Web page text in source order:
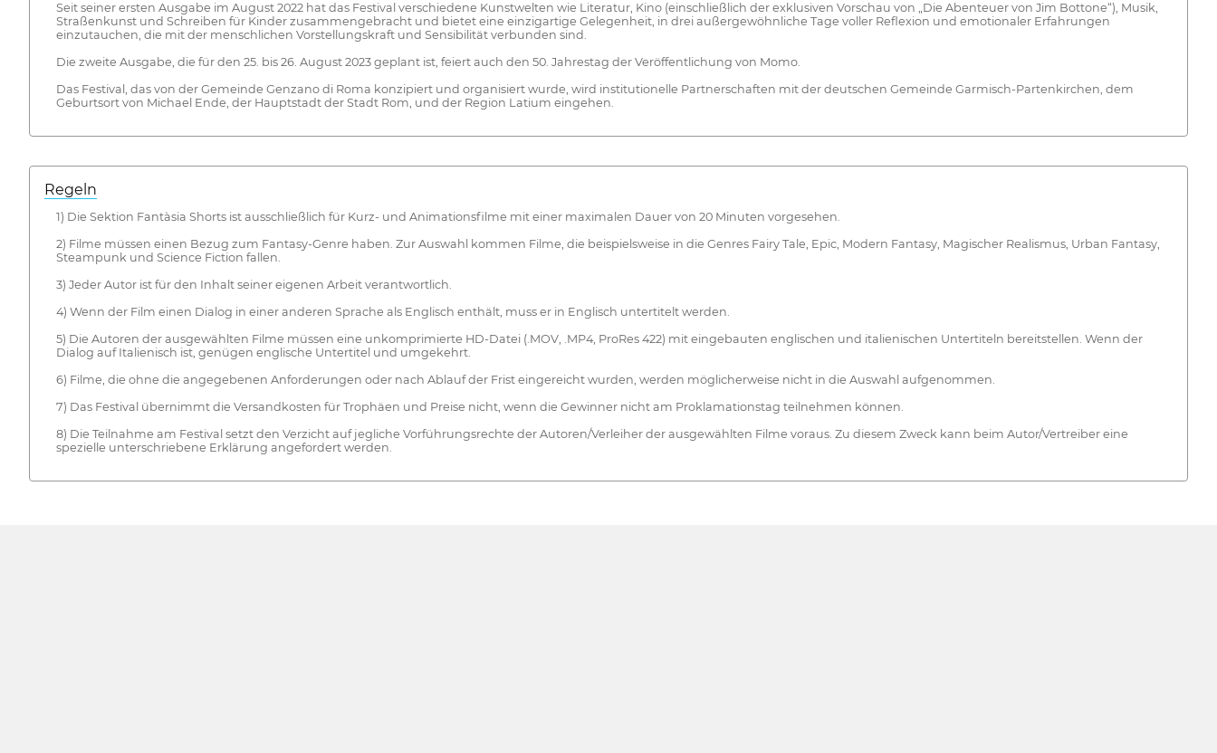
Seit seiner ersten Ausgabe im August 2022 hat das Festival verschiedene Kunstwelten wie Literatur, Kino (einschließlich der exklusiven Vorschau von „Die Abenteuer von Jim Bottone“), Musik,
Straßenkunst und Schreiben für Kinder zusammengebracht und bietet eine einzigartige Gelegenheit, in drei außergewöhnliche Tage voller Reflexion und emotionaler Erfahrungen
einzutauchen, die mit der menschlichen Vorstellungskraft und Sensibilität verbunden sind.
Die zweite Ausgabe, die für den 25. bis 26. August 2023 geplant ist, feiert auch den 50. Jahrestag der Veröffentlichung von Momo.
Das Festival, das von der Gemeinde Genzano di Roma konzipiert und organisiert wurde, wird institutionelle Partnerschaften mit der deutschen Gemeinde Garmisch-Partenkirchen, dem
Geburtsort von Michael Ende, der Hauptstadt der Stadt Rom, und der Region Latium eingehen.
Regeln
1) Die Sektion Fantàsia Shorts ist ausschließlich für Kurz- und Animationsfilme mit einer maximalen Dauer von 20 Minuten vorgesehen.
2) Filme müssen einen Bezug zum Fantasy-Genre haben. Zur Auswahl kommen Filme, die beispielsweise in die Genres Fairy Tale, Epic, Modern Fantasy, Magischer Realismus, Urban Fantasy,
Steampunk und Science Fiction fallen.
3) Jeder Autor ist für den Inhalt seiner eigenen Arbeit verantwortlich.
4) Wenn der Film einen Dialog in einer anderen Sprache als Englisch enthält, muss er in Englisch untertitelt werden.
5) Die Autoren der ausgewählten Filme müssen eine unkomprimierte HD-Datei (.MOV, .MP4, ProRes 422) mit eingebauten englischen und italienischen Untertiteln bereitstellen. Wenn der
Dialog auf Italienisch ist, genügen englische Untertitel und umgekehrt.
6) Filme, die ohne die angegebenen Anforderungen oder nach Ablauf der Frist eingereicht wurden, werden möglicherweise nicht in die Auswahl aufgenommen.
7) Das Festival übernimmt die Versandkosten für Trophäen und Preise nicht, wenn die Gewinner nicht am Proklamationstag teilnehmen können.
8) Die Teilnahme am Festival setzt den Verzicht auf jegliche Vorführungsrechte der Autoren/Verleiher der ausgewählten Filme voraus. Zu diesem Zweck kann beim Autor/Vertreiber eine
spezielle unterschriebene Erklärung angefordert werden.